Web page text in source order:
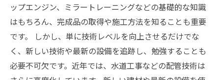
ップエンジン、ミラートレーニングなどの基礎的な知識
はもちろん、完成品の取得や施工方法を知ることも重要
です。 しかし、単に技術レベルを向上させるだけでな
く、新しい技術や最新の設備を追跡し、勉強することも
必要不可欠です。近年では、水道工事などの配管技術は